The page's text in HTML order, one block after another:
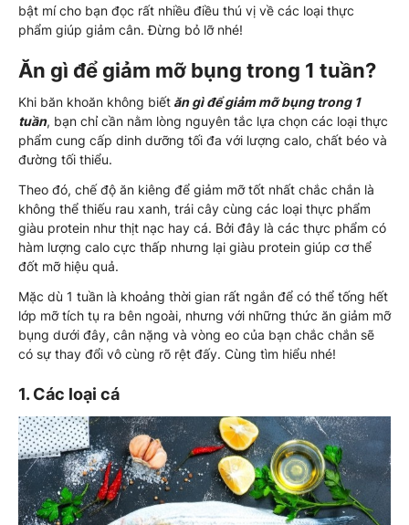
bật mí cho bạn đọc rất nhiều điều thú vị về các loại thực
phẩm giúp giảm cân. Đừng bỏ lỡ nhé!
Ăn gì để giảm mỡ bụng trong 1 tuần?
Khi băn khoăn không biết ăn gì để giảm mỡ bụng trong 1
tuần, bạn chỉ cần nằm lòng nguyên tắc lựa chọn các loại thực
phẩm cung cấp dinh dưỡng tối đa với lượng calo, chất béo và
đường tối thiểu.
Theo đó, chế độ ăn kiêng để giảm mỡ tốt nhất chắc chắn là
không thể thiếu rau xanh, trái cây cùng các loại thực phẩm
giàu protein như thịt nạc hay cá. Bởi đây là các thực phẩm có
hàm lượng calo cực thấp nhưng lại giàu protein giúp cơ thể
đốt mỡ hiệu quả.
Mặc dù 1 tuần là khoảng thời gian rất ngắn để có thể tống hết
lớp mỡ tích tụ ra bên ngoài, nhưng với những thức ăn giảm mỡ
bụng dưới đây, cân nặng và vòng eo của bạn chắc chắn sẽ
có sự thay đổi vô cùng rõ rệt đấy. Cùng tìm hiểu nhé!
1. Các loại cá